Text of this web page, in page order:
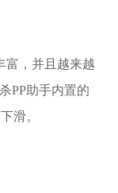
富，并且越来越
PP助手内置的
滑。